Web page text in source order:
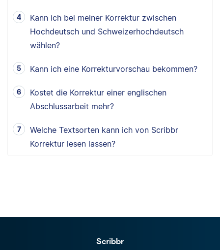
Kann ich bei meiner Korrektur zwischen
Hochdeutsch und Schweizerhochdeutsch
wählen?
Kann ich eine Korrekturvorschau bekommen?
Kostet die Korrektur einer englischen
Abschlussarbeit mehr?
Welche Textsorten kann ich von Scribbr
Korrektur lesen lassen?
Scribbr